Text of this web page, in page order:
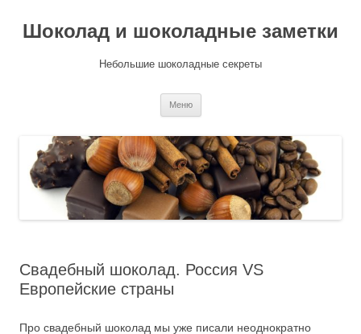
Шоколад и шоколадные заметки
Небольшие шоколадные секреты
Меню
Свадебный шоколад. Россия VS
Европейские страны
Про свадебный шоколад мы уже писали неоднократно